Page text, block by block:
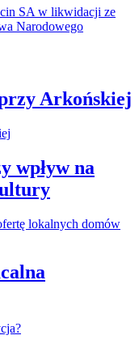
Arkońskiej
wpływ na